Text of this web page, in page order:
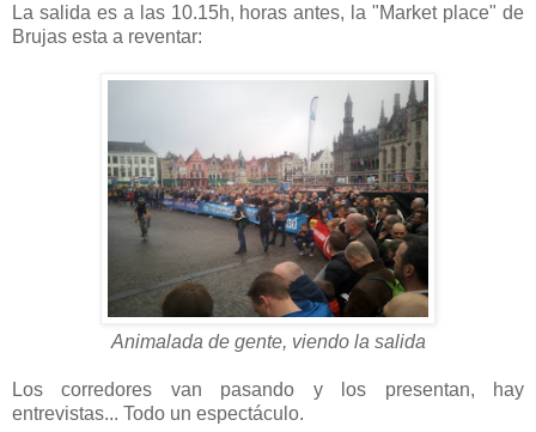
La salida es a las 10.15h, horas antes, la "Market place" de
Brujas esta a reventar:
Animalada de gente, viendo la salida
Los corredores van pasando y los presentan, hay
entrevistas... Todo un espectáculo.